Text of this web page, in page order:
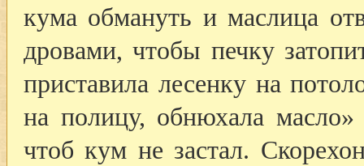
кума обмануть и маслица
дровами, чтобы печку
приставила лесенку на
на полицу, обнюхала масло»
чтоб кум не застал.